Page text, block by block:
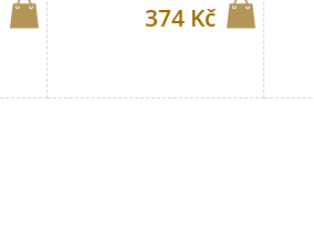
374 Kč